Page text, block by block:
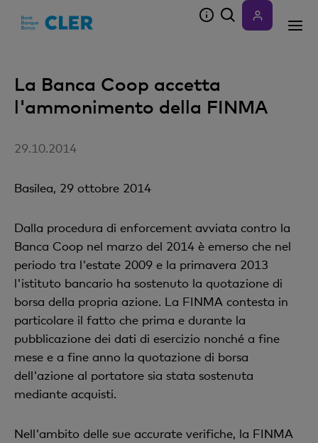
La Banca Coop accetta
l'ammonimento della FINMA
29.10.2014
Basilea, 29 ottobre 2014
Dalla procedura di enforcement avviata contro la
Banca Coop nel marzo del 2014 è emerso che nel
periodo tra l'estate 2009 e la primavera 2013
l'istituto bancario ha sostenuto la quotazione di
borsa della propria azione. La FINMA contesta in
particolare il fatto che prima e durante la
pubblicazione dei dati di esercizio nonché a fine
mese e a fine anno la quotazione di borsa
dell'azione al portatore sia stata sostenuta
mediante acquisti.
Nell'ambito delle sue accurate verifiche, la FINMA